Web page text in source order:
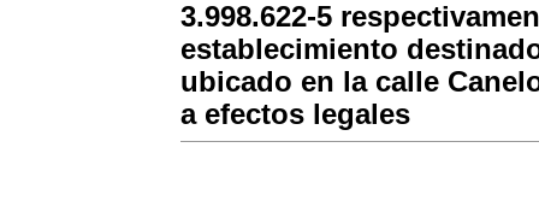
3.998.622-5
establecimiento
ubicado en la calle
a efectos legales